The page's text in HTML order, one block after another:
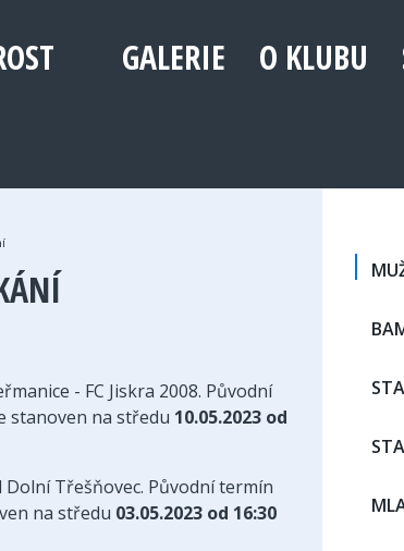
GALERIE O KLUBU
- FC Jiskra 2008. Původní
stanoven na středu 10.05.2023 od
Dolní Třešňovec. Původní termín
na středu 03.05.2023 od 16:30